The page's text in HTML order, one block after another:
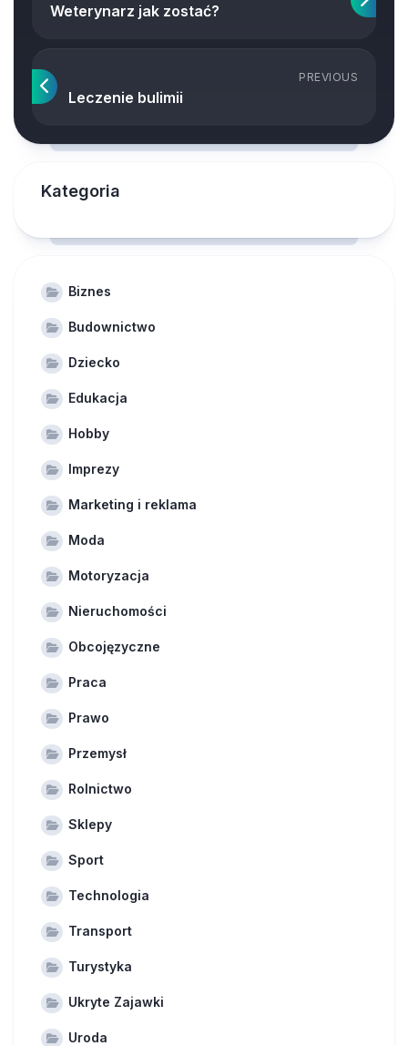
Weterynarz jak zostać?
PREVIOUS
Leczenie bulimii
Kategoria
Biznes
Budownictwo
Dziecko
Edukacja
Hobby
Imprezy
Marketing i reklama
Moda
Motoryzacja
Nieruchomości
Obcojęzyczne
Praca
Prawo
Przemysł
Rolnictwo
Sklepy
Sport
Technologia
Transport
Turystyka
Ukryte Zajawki
Uroda